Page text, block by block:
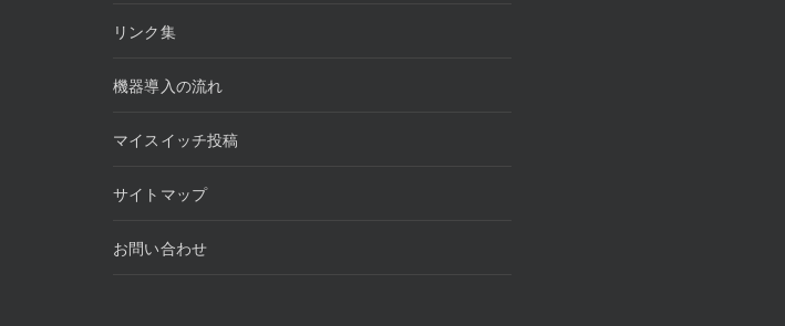
リンク集
機器導入の流れ
マイスイッチ投稿
サイトマップ
お問い合わせ